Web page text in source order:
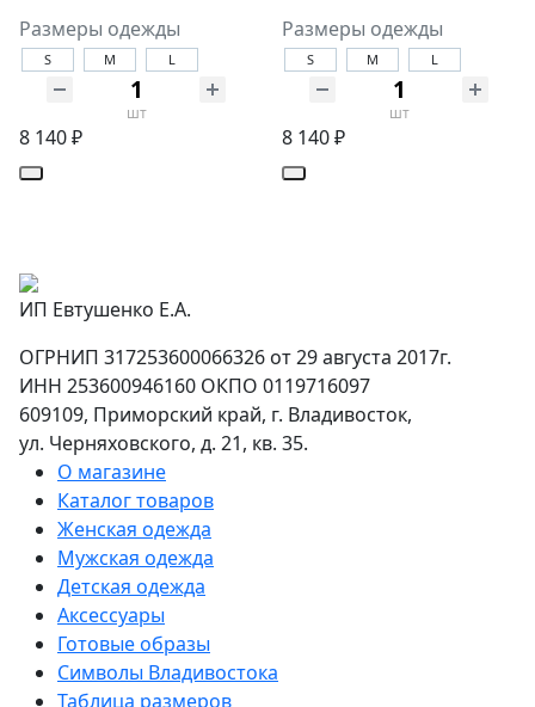
Размеры одежды
S M L
шт
8 140 ₽
Размеры одежды
S M L
шт
8 140 ₽
ИП Евтушенко Е.А.
ОГРНИП 317253600066326 от 29 августа 2017г.
ИНН 253600946160 ОКПО 0119716097
609109, Приморский край, г. Владивосток,
ул. Черняховского, д. 21, кв. 35.
О магазине
Каталог товаров
Женская одежда
Мужская одежда
Детская одежда
Аксессуары
Готовые образы
Символы Владивостока
Таблица размеров